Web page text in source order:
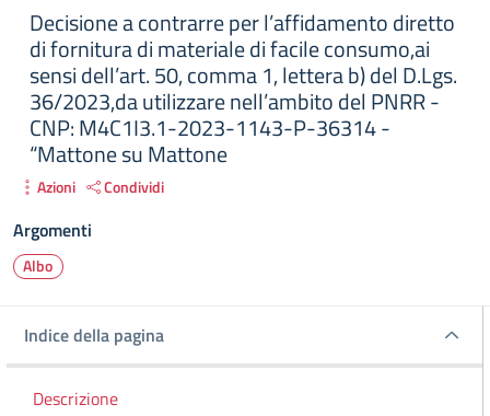
Decisione a contrarre per l’affidamento diretto
di fornitura di materiale di facile consumo,ai
sensi dell’art. 50, comma 1, lettera b) del D.Lgs.
36/2023,da utilizzare nell’ambito del PNRR -
CNP: M4C1I3.1-2023-1143-P-36314 -
“Mattone su Mattone
Azioni Condividi
Argomenti
Albo
Indice della pagina
Indice della pagina
Descrizione